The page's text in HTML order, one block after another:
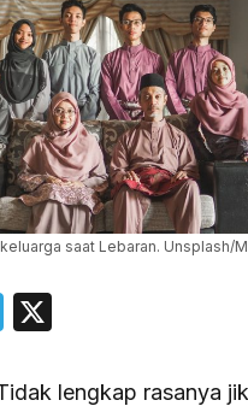
saat Lebaran. Unsplash/
Telegram
lengkap rasanya